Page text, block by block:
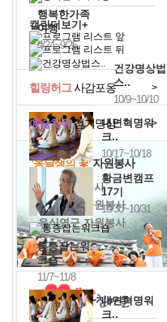
행복한가족
여행
9/24~9/26
건강명상법
스..
10/9~10/10
내면혁명워
크..
10/17~10/18
황금변캠프
17기
10/30~10/31
통증잡는워
크숍
11/7~11/8
내면혁명워
크..
캘린더보기+
예술치유걷기명상 >
힐링허그사감포옹 >
'옹달샘의 꽃'자원봉사
· 청년 자원봉사
· 금빛청년 자원봉사
· 음식연구 자원봉사